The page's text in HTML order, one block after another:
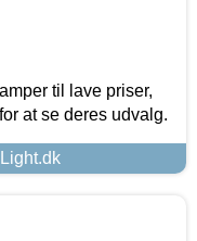
til lave priser,
at se deres udvalg.